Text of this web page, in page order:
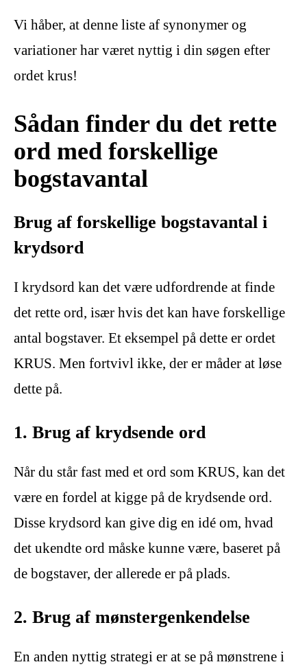
Vi håber, at denne liste af synonymer og
variationer har været nyttig i din søgen efter
ordet krus!
Sådan finder du det rette
ord med forskellige
bogstavantal
Brug af forskellige bogstavantal i
krydsord
I krydsord kan det være udfordrende at finde
det rette ord, især hvis det kan have forskellige
antal bogstaver. Et eksempel på dette er ordet
KRUS. Men fortvivl ikke, der er måder at løse
dette på.
1. Brug af krydsende ord
Når du står fast med et ord som KRUS, kan det
være en fordel at kigge på de krydsende ord.
Disse krydsord kan give dig en idé om, hvad
det ukendte ord måske kunne være, baseret på
de bogstaver, der allerede er på plads.
2. Brug af mønstergenkendelse
En anden nyttig strategi er at se på mønstrene i